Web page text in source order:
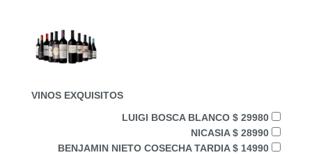
VINOS EXQUISITOS
LUIGI BOSCA BLANCO $ 29980
NICASIA $ 28990
BENJAMIN NIETO COSECHA TARDIA $ 14990